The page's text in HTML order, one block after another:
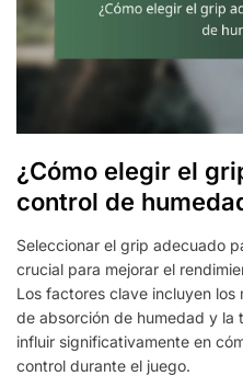
¿Cómo elegir el
control de
Seleccionar el grip adecuado
crucial para mejorar el
Los factores clave incluyen
de absorción de humedad y la
influir significativamente en
control durante el juego.